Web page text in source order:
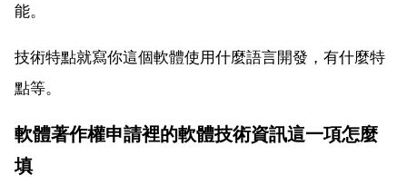
能。
技術特點就寫你這個軟體使用什麼語言開發，有什麼特
點等。
軟體著作權申請裡的軟體技術資訊這一項怎麼
填